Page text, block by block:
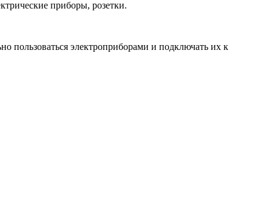
приборы, розетки.
пользоваться электроприборами и подключать их к